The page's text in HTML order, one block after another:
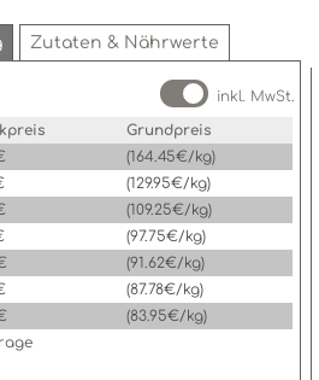
Zutaten & Nährwerte
inkl. MwSt.
Grundpreis
(164.45€/kg)
(129.95€/kg)
(109.25€/kg)
(97.75€/kg)
(91.62€/kg)
(87.78€/kg)
(83.95€/kg)